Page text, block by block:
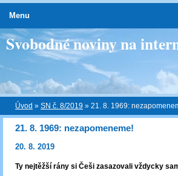
Svobodné noviny na
Úvod » SN č. 8/2019 » 21. 8. 1969:
21. 8. 1969: nezapomeneme!
20. 8. 2019
Ty nejtěžší rány si Češi zasazovali vždycky
Menu